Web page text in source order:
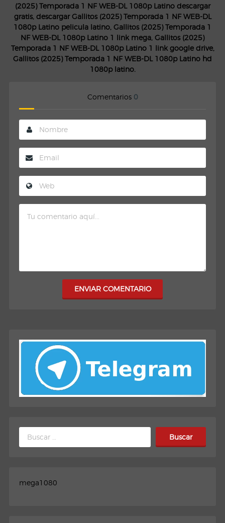
(2025) Temporada 1 NF WEB-DL 1080p Latino descargar
gratis, descargar Gallitos (2025) Temporada 1 NF WEB-DL
1080p Latino pelicula latino, Gallitos (2025) Temporada 1
NF WEB-DL 1080p Latino 1 link mega, Gallitos (2025)
Temporada 1 NF WEB-DL 1080p Latino 1 link google drive,
Gallitos (2025) Temporada 1 NF WEB-DL 1080p Latino hd
1080p latino.
Comentarios 0
ENVIAR COMENTARIO
Buscar:
mega1080